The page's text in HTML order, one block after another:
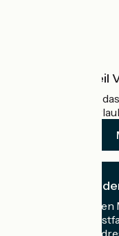
Was ist Accueil
Accueil Vélo ist
Radfahrer im
Ich abonniere
Erhalten Sie
Rad in Ihrem